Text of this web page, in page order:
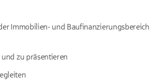
Immobilien- und Baufinanzierungsbereich
zu präsentieren